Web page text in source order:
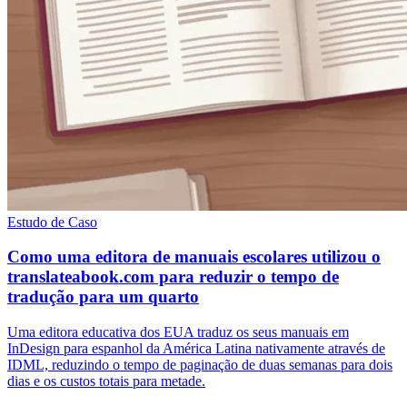
Estudo de Caso
Como uma editora de manuais escolares utilizou o
translateabook.com para reduzir o tempo de
tradução para um quarto
Uma editora educativa dos EUA traduz os seus manuais em
InDesign para espanhol da América Latina nativamente através de
IDML, reduzindo o tempo de paginação de duas semanas para dois
dias e os custos totais para metade.